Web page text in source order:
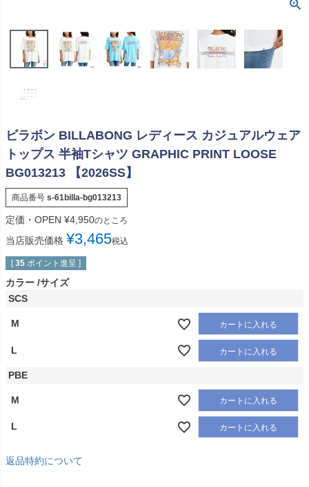
ビラボン BILLABONG レディース カジュアルウェア
トップス 半袖Tシャツ GRAPHIC PRINT LOOSE
BG013213 【2026SS】
商品番号 s-61billa-bg013213
定価・OPEN ¥4,950のところ
当店販売価格 ¥3,465税込
[ 35 ポイント進呈 ]
カラー サイズ
SCS
M カートに入れる
L カートに入れる
PBE
M カートに入れる
L カートに入れる
返品特約について